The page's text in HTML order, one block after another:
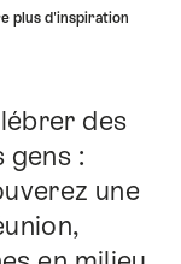
plus d'inspiration
des
gens :
une